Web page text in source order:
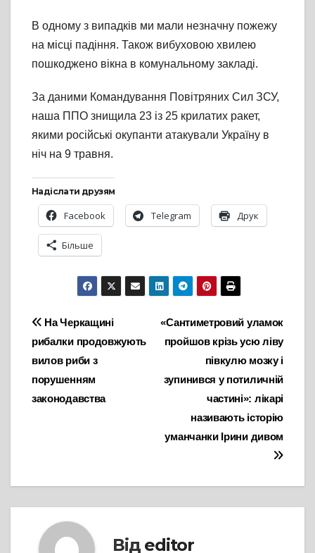
В одному з випадків ми мали незначну пожежу
на місці падіння. Також вибуховою хвилею
пошкоджено вікна в комунальному закладі.
За даними Командування Повітряних Сил ЗСУ,
наша ППО знищила 23 із 25 крилатих ракет,
якими російські окупанти атакували Україну в
ніч на 9 травня.
Надіслати друзям
Facebook Telegram Друк
Більше
Навігація
записів
«Сантиметровий уламок
пройшов крізь усю ліву
півкулю мозку і
зупинився у потиличній
частині»: лікарі
називають історію
уманчанки Ірини дивом
На Черкащині
рибалки продовжують
вилов риби з
порушенням
законодавства
Від editor